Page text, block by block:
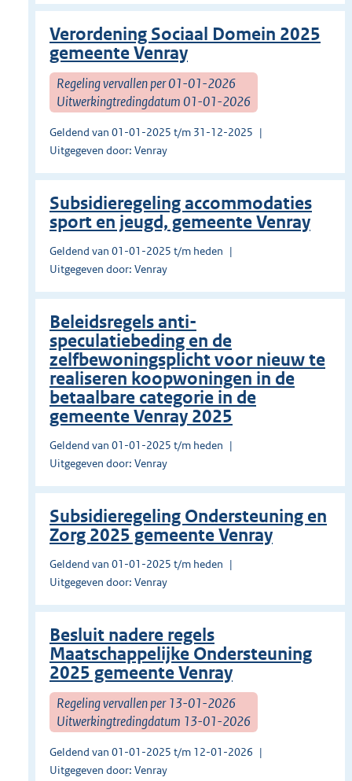
Verordening Sociaal Domein 2025
gemeente Venray
Regeling vervallen per 01-01-2026
Uitwerkingtredingdatum 01-01-2026
Geldend van 01-01-2025 t/m 31-12-2025
Uitgegeven door: Venray
Subsidieregeling accommodaties
sport en jeugd, gemeente Venray
Geldend van 01-01-2025 t/m heden
Uitgegeven door: Venray
Beleidsregels anti-
speculatiebeding en de
zelfbewoningsplicht voor nieuw te
realiseren koopwoningen in de
betaalbare categorie in de
gemeente Venray 2025
Geldend van 01-01-2025 t/m heden
Uitgegeven door: Venray
Subsidieregeling Ondersteuning en
Zorg 2025 gemeente Venray
Geldend van 01-01-2025 t/m heden
Uitgegeven door: Venray
Besluit nadere regels
Maatschappelijke Ondersteuning
2025 gemeente Venray
Regeling vervallen per 13-01-2026
Uitwerkingtredingdatum 13-01-2026
Geldend van 01-01-2025 t/m 12-01-2026
Uitgegeven door: Venray